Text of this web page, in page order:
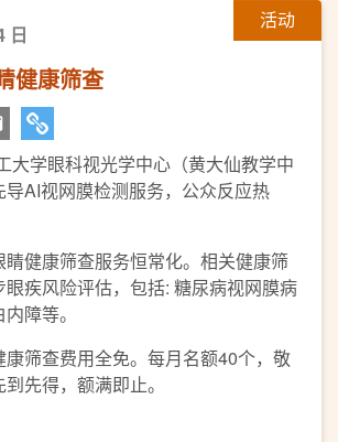
活动
日
健康筛查
大学眼科视光学中心（黄大仙教学中
导AI视网膜检测服务，公众反应热
健康筛查服务恒常化。相关健康筛
疾风险评估，包括: 糖尿病视网膜病
障等。
康筛查费用全免。每月名额40个，敬
先得，额满即止。